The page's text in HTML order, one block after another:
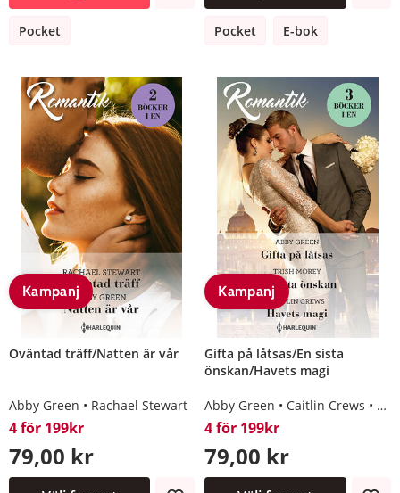
Pocket Pocket E-bok
Kampanj
Oväntad träff/Natten är vår
Abby Green Rachael Stewart
4 för 199kr
79,00 kr
Kampanj
Gifta på låtsas/En sista
önskan/Havets magi
Abby Green Caitlin Crews
4 för 199kr
79,00 kr